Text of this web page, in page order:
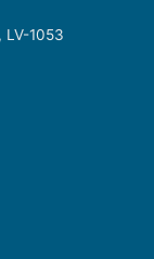
LV-1053